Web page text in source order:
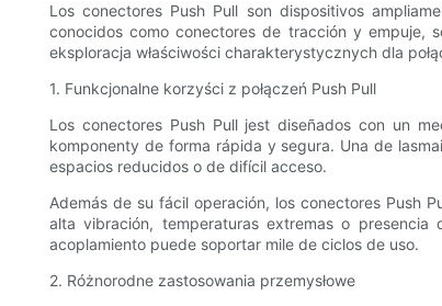
Los conectores Push Pull son dispositivos
conocidos como conectores de tracción y empuje,
eksploracja właściwości charakterystycznych dla
1. Funkcjonalne korzyści z połączeń Push Pull
Los conectores Push Pull jest diseñados con un
komponenty de forma rápida y segura. Una de
espacios reducidos o de difícil acceso.
Además de su fácil operación, los conectores Push
alta vibración, temperaturas extremas o
acoplamiento puede soportar mile de ciclos de uso.
2. Różnorodne zastosowania przemysłowe